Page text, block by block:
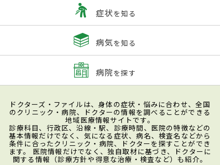
症状を知る
病気を知る
病院を探す
ドクターズ・ファイルは、身体の症状・悩みに合わせ、全国
のクリニック・病院、ドクターの情報を調べることができる
地域医療情報サイトです。
診療科目、行政区、沿線・駅、診療時間、医院の特徴などの
基本情報だけでなく、気になる症状、病名、検査名などから
条件に合ったクリニック・病院、ドクターを探すことができ
ます。 医院情報だけでなく、独自取材に基づき、ドクターに
関する情報（診療方針や得意な治療・検査など）も紹介。